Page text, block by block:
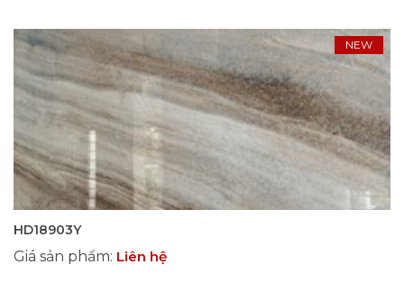
NEW
HD18903Y
Giá sản phẩm: Liên hệ